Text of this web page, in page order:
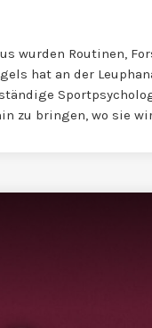
wurden Routinen,
hat an der
zu bringen, wo sie